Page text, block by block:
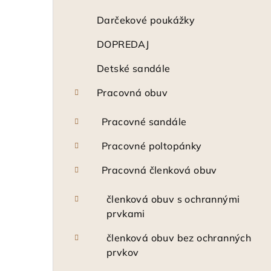
Darčekové poukážky
DOPREDAJ
Detské sandále
Pracovná obuv
Pracovné sandále
Pracovné poltopánky
Pracovná členková obuv
členková obuv s ochrannými
prvkami
členková obuv bez ochranných
prvkov